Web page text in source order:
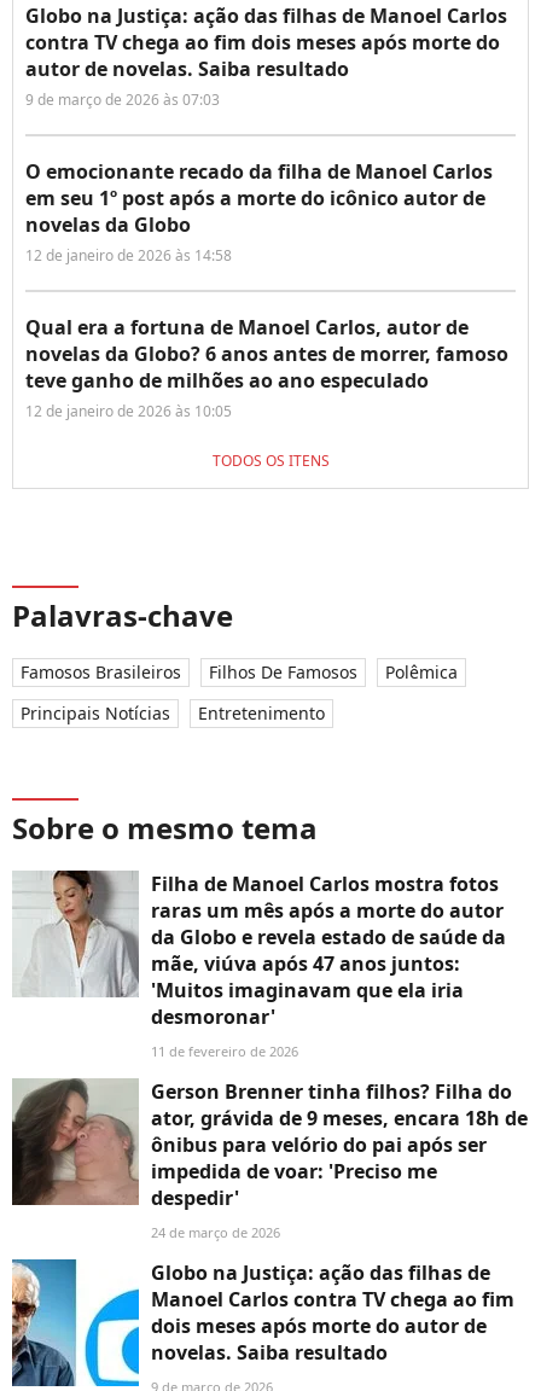
Globo na Justiça: ação das filhas de Manoel Carlos
contra TV chega ao fim dois meses após morte do
autor de novelas. Saiba resultado
9 de março de 2026 às 07:03
O emocionante recado da filha de Manoel Carlos
em seu 1º post após a morte do icônico autor de
novelas da Globo
12 de janeiro de 2026 às 14:58
Qual era a fortuna de Manoel Carlos, autor de
novelas da Globo? 6 anos antes de morrer, famoso
teve ganho de milhões ao ano especulado
12 de janeiro de 2026 às 10:05
TODOS OS ITENS
Palavras-chave
Famosos Brasileiros Filhos De Famosos
Polêmica
Principais Notícias
Entretenimento
Sobre o mesmo tema
Filha de Manoel Carlos mostra fotos
raras um mês após a morte do autor
da Globo e revela estado de saúde da
mãe, viúva após 47 anos juntos:
'Muitos imaginavam que ela iria
desmoronar'
11 de fevereiro de 2026
Gerson Brenner tinha filhos? Filha do
ator, grávida de 9 meses, encara 18h de
ônibus para velório do pai após ser
impedida de voar: 'Preciso me
despedir'
24 de março de 2026
Globo na Justiça: ação das filhas de
Manoel Carlos contra TV chega ao fim
dois meses após morte do autor de
novelas. Saiba resultado
9 de março de 2026